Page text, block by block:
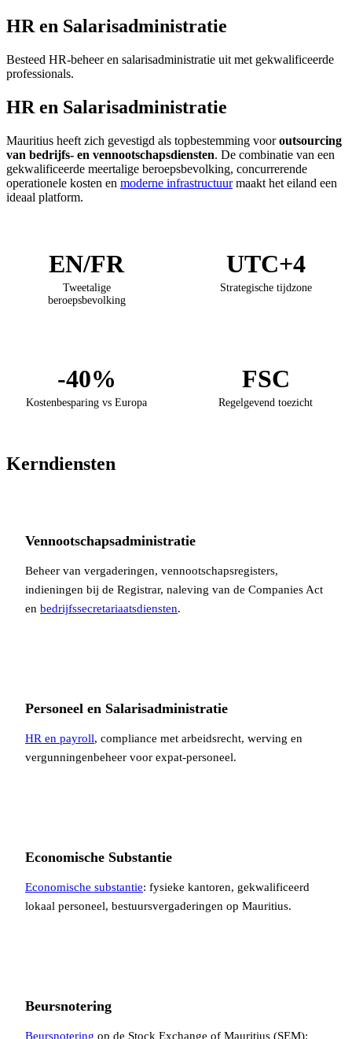
HR en Salarisadministratie
Besteed HR-beheer en salarisadministratie uit met gekwalificeerde
professionals.
HR en Salarisadministratie
Mauritius heeft zich gevestigd als topbestemming vooroutsourcing
van bedrijfs- en vennootschapsdiensten. De combinatie van een
gekwalificeerde meertalige beroepsbevolking, concurrerende
operationele kosten en moderne infrastructuurmaakt het eiland een
ideaal platform.
EN/FR
Tweetalige
beroepsbevolking
UTC+4
Strategische tijdzone
-40%
Kostenbesparing vs Europa
FSC
Regelgevend toezicht
Kerndiensten
Vennootschapsadministratie
Beheer van vergaderingen, vennootschapsregisters,
indieningen bij de Registrar, naleving van de Companies Act
en bedrijfssecretariaatsdiensten.
Personeel en Salarisadministratie
HR en payroll, compliance met arbeidsrecht, werving en
vergunningenbeheer voor expat-personeel.
Economische Substantie
Economische substantie: fysieke kantoren, gekwalificeerd
lokaal personeel, bestuursvergaderingen op Mauritius.
Beursnotering
Beursnotering op de Stock Exchange of Mauritius (SEM):